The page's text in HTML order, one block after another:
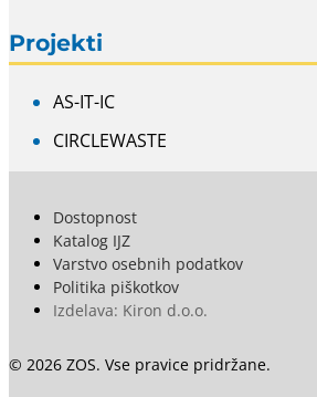
Projekti
AS-IT-IC
CIRCLEWASTE
© 2026 ZOS. Vse pravice pridržane.
Dostopnost
Katalog IJZ
Varstvo osebnih podatkov
Politika piškotkov
Izdelava: Kiron d.o.o.